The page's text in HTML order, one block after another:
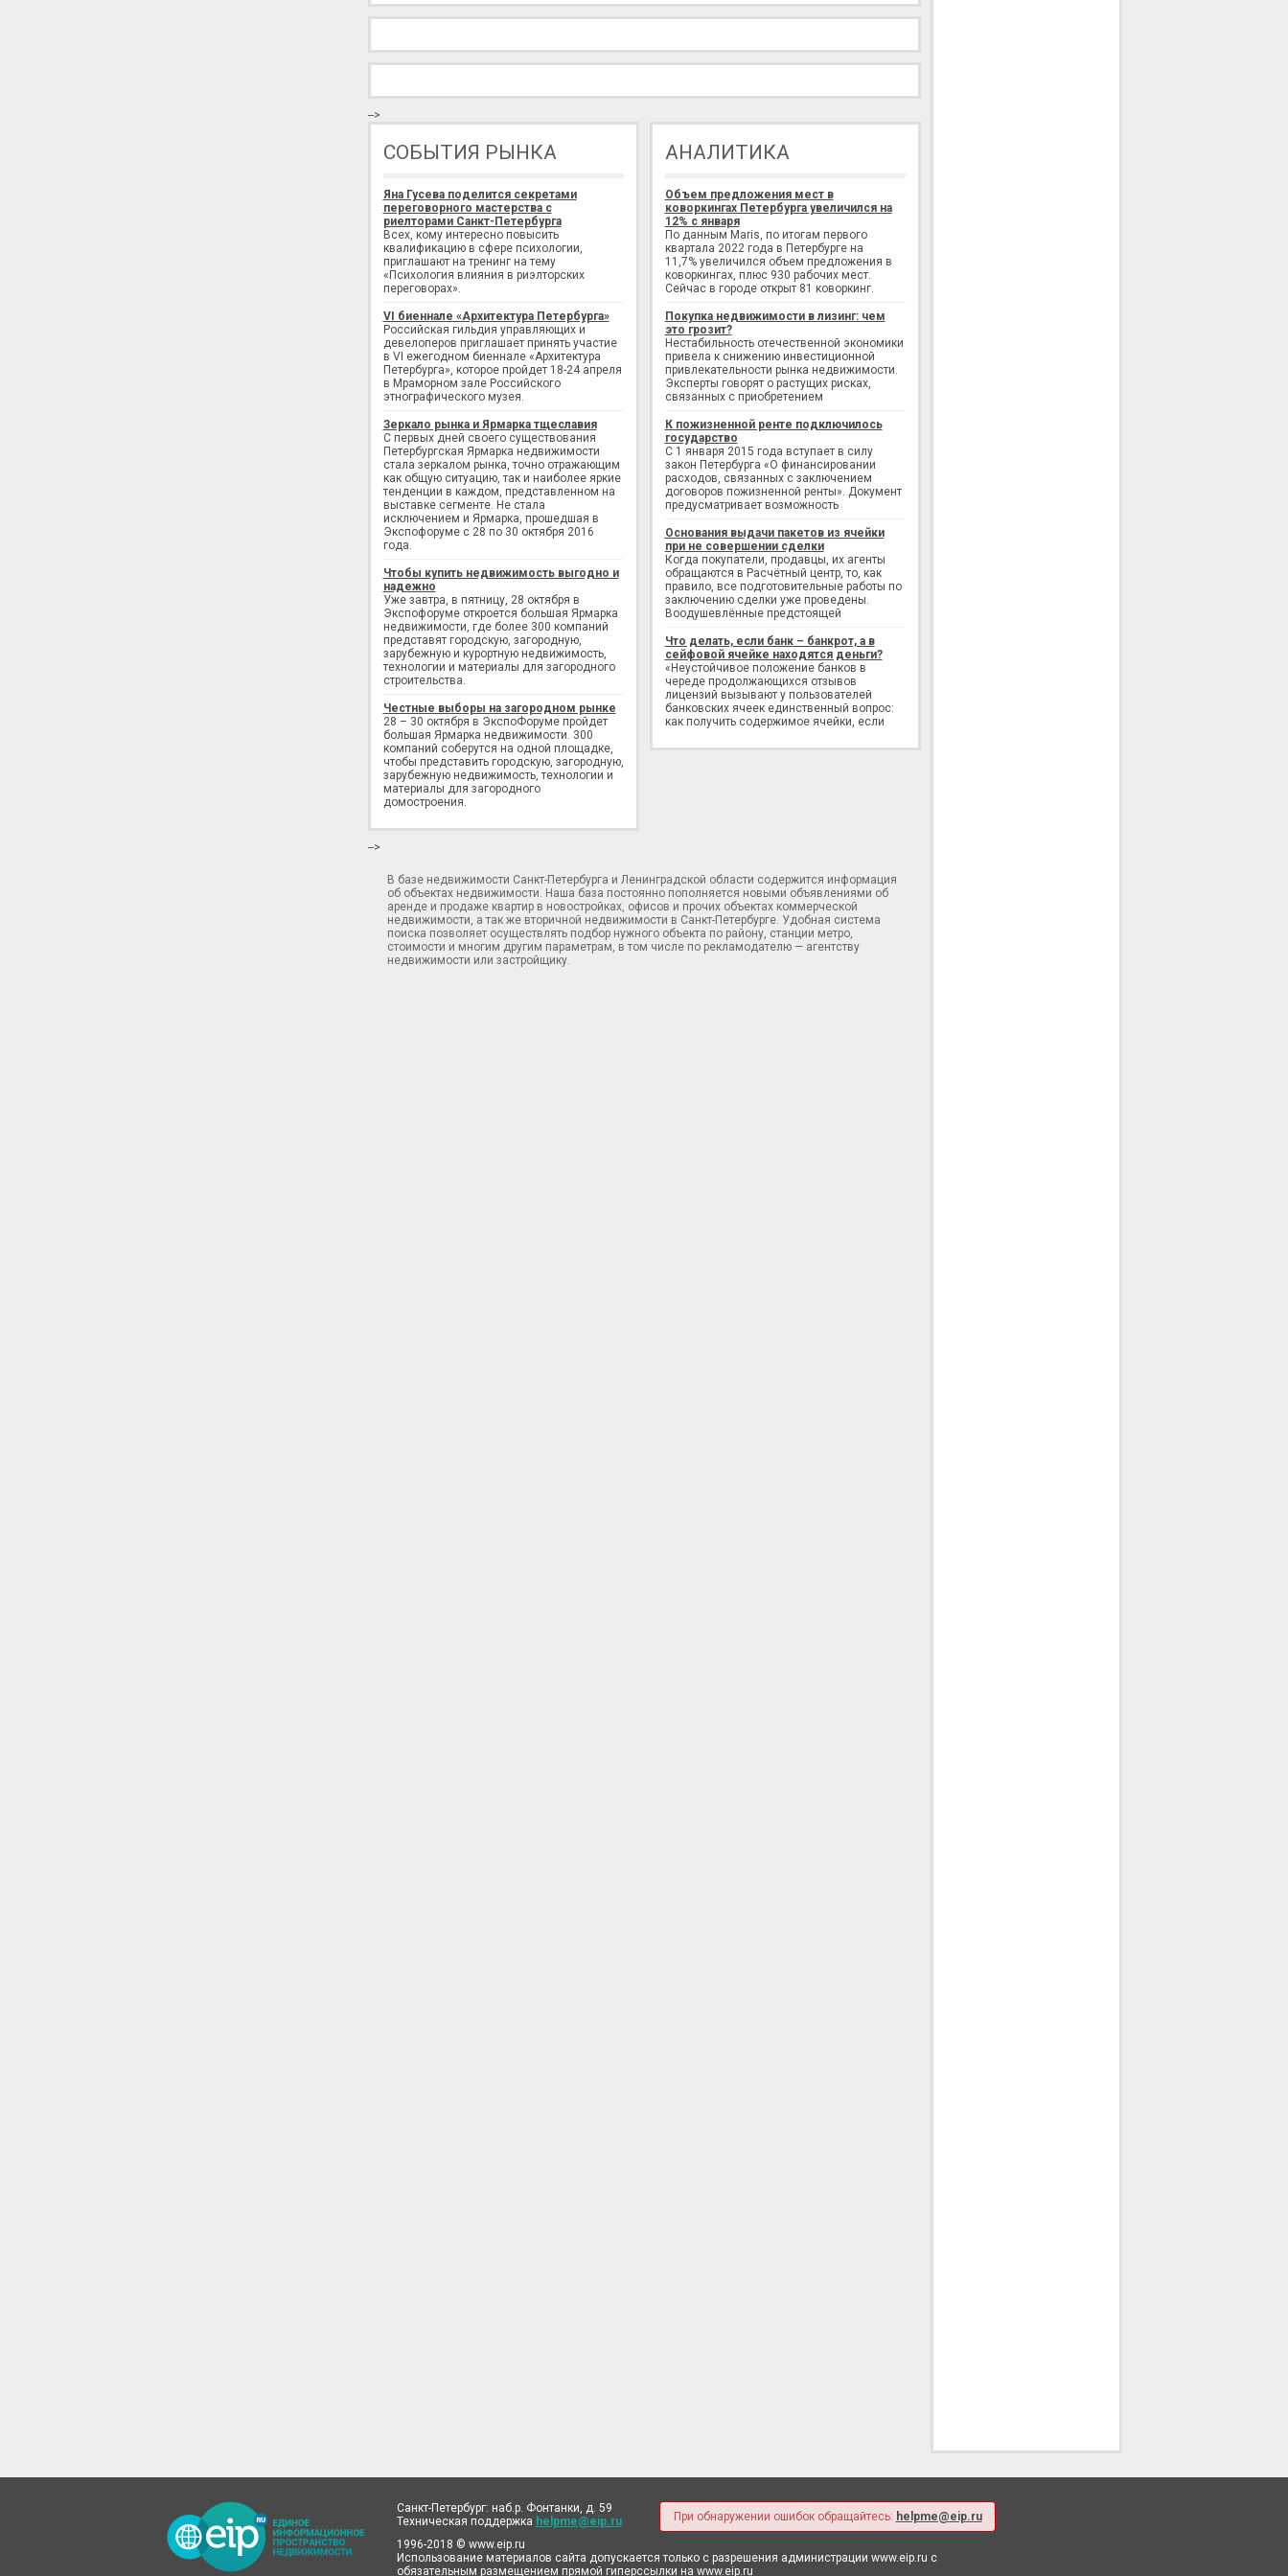
-->
СОБЫТИЯ РЫНКА
Яна Гусева поделится секретами
переговорного мастерства с
риелторами Санкт-Петербурга
Всех, кому интересно повысить
квалификацию в сфере психологии,
приглашают на тренинг на тему
«Психология влияния в риэлторских
переговорах».
VI биеннале «Архитектура Петербурга»
Российская гильдия управляющих и
девелоперов приглашает принять участие
в VI ежегодном биеннале «Архитектура
Петербурга», которое пройдет 18-24 апреля
в Мраморном зале Российского
этнографического музея.
Зеркало рынка и Ярмарка тщеславия
С первых дней своего существования
Петербургская Ярмарка недвижимости
стала зеркалом рынка, точно отражающим
как общую ситуацию, так и наиболее яркие
тенденции в каждом, представленном на
выставке сегменте. Не стала
исключением и Ярмарка, прошедшая в
Экспофоруме с 28 по 30 октября 2016
года.
Чтобы купить недвижимость выгодно и
надежно
Уже завтра, в пятницу, 28 октября в
Экспофоруме откроется большая Ярмарка
недвижимости, где более 300 компаний
представят городскую, загородную,
зарубежную и курортную недвижимость,
технологии и материалы для загородного
строительства.
Честные выборы на загородном рынке
28 – 30 октября в ЭкспоФоруме пройдет
большая Ярмарка недвижимости. 300
компаний соберутся на одной площадке,
чтобы представить городскую, загородную,
зарубежную недвижимость, технологии и
материалы для загородного
домостроения.
АНАЛИТИКА
Объем предложения мест в
коворкингах Петербурга увеличился на
12% с января
По данным Maris, по итогам первого
квартала 2022 года в Петербурге на
11,7% увеличился объем предложения в
коворкингах, плюс 930 рабочих мест.
Сейчас в городе открыт 81 коворкинг.
Покупка недвижимости в лизинг: чем
это грозит?
Нестабильность отечественной экономики
привела к снижению инвестиционной
привлекательности рынка недвижимости.
Эксперты говорят о растущих рисках,
связанных с приобретением
К пожизненной ренте подключилось
государство
С 1 января 2015 года вступает в силу
закон Петербурга «О финансировании
расходов, связанных с заключением
договоров пожизненной ренты». Документ
предусматривает возможность
Основания выдачи пакетов из ячейки
при не совершении сделки
Когда покупатели, продавцы, их агенты
обращаются в Расчётный центр, то, как
правило, все подготовительные работы по
заключению сделки уже проведены.
Воодушевлённые предстоящей
Что делать, если банк – банкрот, а в
сейфовой ячейке находятся деньги?
«Неустойчивое положение банков в
череде продолжающихся отзывов
лицензий вызывают у пользователей
банковских ячеек единственный вопрос:
как получить содержимое ячейки, если
-->
В базе недвижимости Санкт-Петербурга и Ленинградской области содержится информация
об объектах недвижимости. Наша база постоянно пополняется новыми объявлениями об
аренде и продаже квартир в новостройках, офисов и прочих объектах коммерческой
недвижимости, а так же вторичной недвижимости в Санкт-Петербурге. Удобная система
поиска позволяет осуществлять подбор нужного объекта по району, станции метро,
стоимости и многим другим параметрам, в том числе по рекламодателю — агентству
недвижимости или застройщику.
При обнаружении ошибок обращайтесь: helpme@eip.ru
Санкт-Петербург: наб.р. Фонтанки, д. 59
Техническая поддержка helpme@eip.ru
1996-2018 © www.eip.ru
Использование материалов сайта допускается только с разрешения администрации www.eip.ru с
обязательным размещением прямой гиперссылки на www.eip.ru